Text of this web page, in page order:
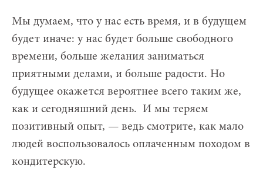
Мы думаем, что у нас есть время, и в будущем
будет иначе: у нас будет больше свободного
времени, больше желания заниматься
приятными делами, и больше радости. Но
будущее окажется вероятнее всего таким же,
как и сегодняшний день. И мы теряем
позитивный опыт, — ведь смотрите, как мало
людей воспользовалось оплаченным походом в
кондитерскую.